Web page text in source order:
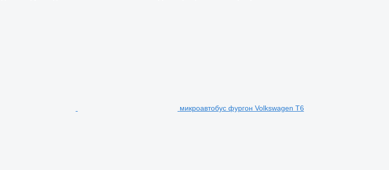
микроавтобус фургон Volkswagen T6